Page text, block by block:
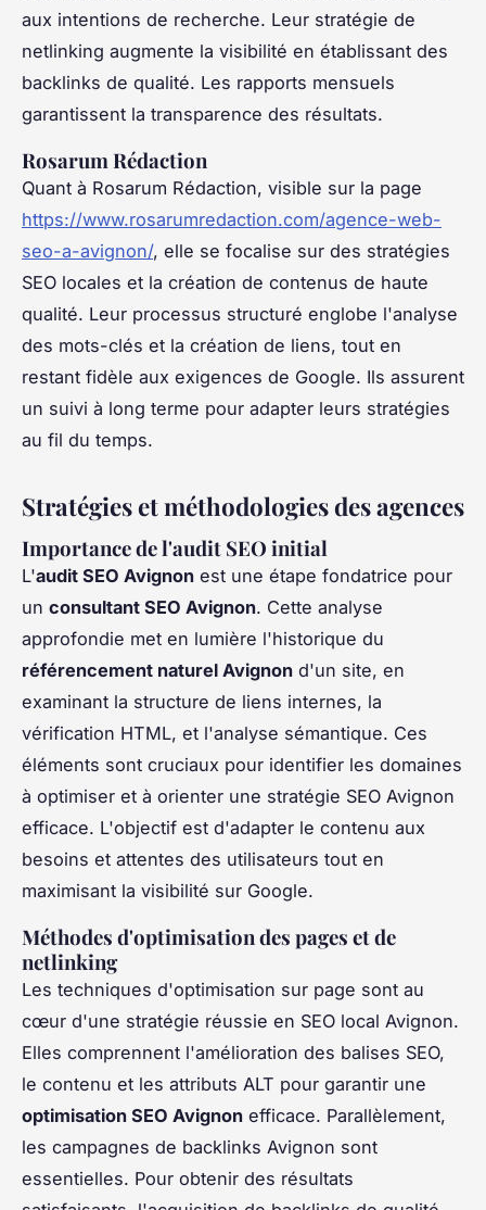
aux intentions de recherche. Leur stratégie de
netlinking augmente la visibilité en établissant des
backlinks de qualité. Les rapports mensuels
garantissent la transparence des résultats.
Rosarum Rédaction
Quant à Rosarum Rédaction, visible sur la page
https://www.rosarumredaction.com/agence-web-
seo-a-avignon/, elle se focalise sur des stratégies
SEO locales et la création de contenus de haute
qualité. Leur processus structuré englobe l'analyse
des mots-clés et la création de liens, tout en
restant fidèle aux exigences de Google. Ils assurent
un suivi à long terme pour adapter leurs stratégies
au fil du temps.
Stratégies et méthodologies des agences
Importance de l'audit SEO initial
L'audit SEO Avignon est une étape fondatrice pour
un consultant SEO Avignon. Cette analyse
approfondie met en lumière l'historique du
référencement naturel Avignon d'un site, en
examinant la structure de liens internes, la
vérification HTML, et l'analyse sémantique. Ces
éléments sont cruciaux pour identifier les domaines
à optimiser et à orienter une stratégie SEO Avignon
efficace. L'objectif est d'adapter le contenu aux
besoins et attentes des utilisateurs tout en
maximisant la visibilité sur Google.
Méthodes d'optimisation des pages et de
netlinking
Les techniques d'optimisation sur page sont au
cœur d'une stratégie réussie en SEO local Avignon.
Elles comprennent l'amélioration des balises SEO,
le contenu et les attributs ALT pour garantir une
optimisation SEO Avignon efficace. Parallèlement,
les campagnes de backlinks Avignon sont
essentielles. Pour obtenir des résultats